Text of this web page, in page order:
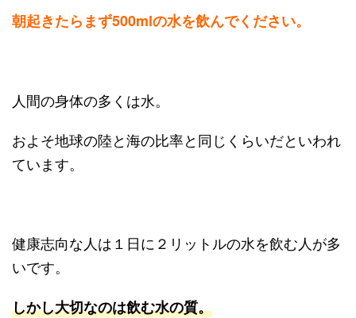
朝起きたらまず500mlの水を飲んでください。
人間の身体の多くは水。
およそ地球の陸と海の比率と同じくらいだといわれ
ています。
健康志向な人は１日に２リットルの水を飲む人が多
いです。
しかし大切なのは飲む水の質。